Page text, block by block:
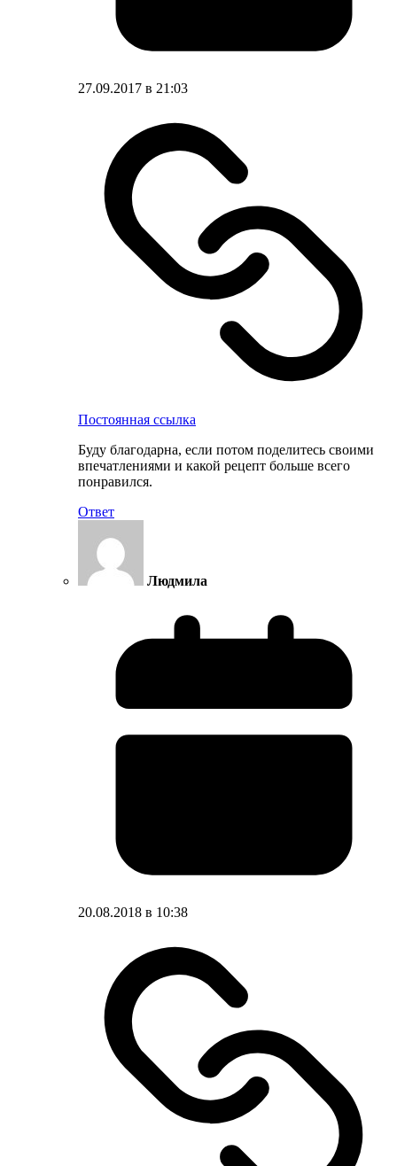
27.09.2017 в 21:03
Постоянная ссылка
Буду благодарна, если потом поделитесь своими
впечатлениями и какой рецепт больше всего
понравился.
Ответ
Людмила
20.08.2018 в 10:38